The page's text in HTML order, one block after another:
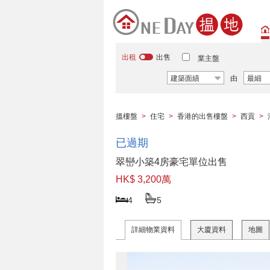
出租 出售 業主盤
建築面績 由 最細
搵樓盤 > 住宅 > 香港的出售樓盤 > 西貢 >
已過期
翠巒小築4房豪宅單位出售
HK$ 3,200萬
4 5
詳細物業資料 大廈資料 地圖